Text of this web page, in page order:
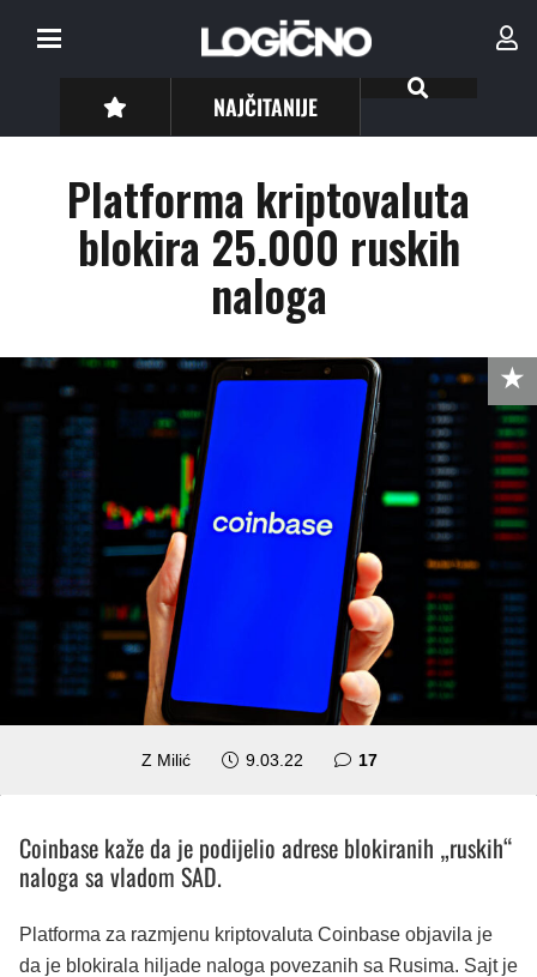
NAJČITANIJE
Platforma kriptovaluta
blokira 25.000 ruskih
naloga
Z Milić 9.03.22 17komentara
Coinbase kaže da je podijelio adrese blokiranih „ruskih“
naloga sa vladom SAD.
Platforma za razmjenu kriptovaluta Coinbase objavila je
da je blokirala hiljade naloga povezanih sa Rusima. Sajt je